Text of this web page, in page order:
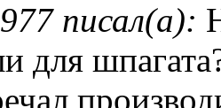
писал(а):
для